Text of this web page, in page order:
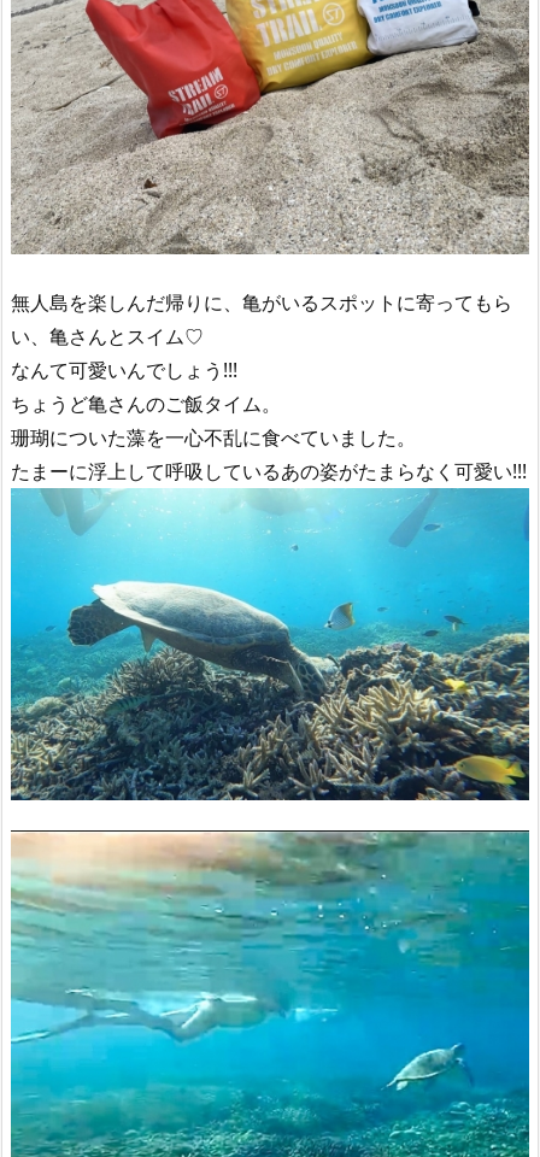
無人島を楽しんだ帰りに、亀がいるスポットに寄ってもら
い、亀さんとスイム♡
なんて可愛いんでしょう!!!
ちょうど亀さんのご飯タイム。
珊瑚についた藻を一心不乱に食べていました。
たまーに浮上して呼吸しているあの姿がたまらなく可愛い!!!